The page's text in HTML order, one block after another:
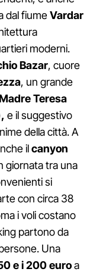
dal fiumeVardar
moderni.
Bazar, cuore
, un grande
Teresa
, e il suggestivo
della città. A
ilcanyon
giornata tra una
si
con circa 38
i voli costano
partono da
Una
e i 200 euroa